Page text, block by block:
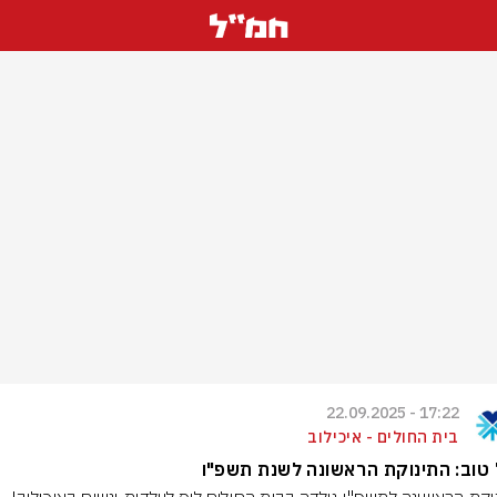
17:22 - 22.09.2025
בית החולים - איכילוב
טוב: התינוקת הראשונה לשנת תשפ"ו